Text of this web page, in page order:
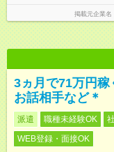
掲載元企業名
3ヵ月で71万円
お話相手など＊
派遣 職種未経験OK
WEB登録・面接OK